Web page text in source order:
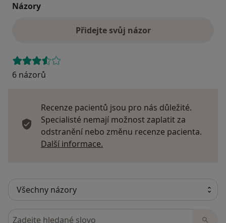
Názory
Přidejte svůj názor
6 názorů
Recenze pacientů jsou pro nás důležité.
Specialisté nemají možnost zaplatit za
odstranění nebo změnu recenze pacienta.
Další informace.
Hledejte v názorech